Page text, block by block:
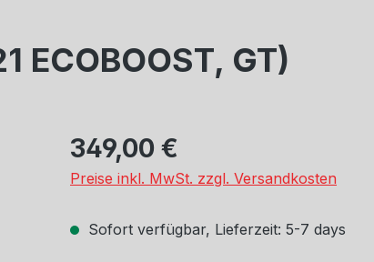
ECOBOOST, GT)
Regulärer Preis:
349,00 €
Preise inkl. MwSt. zzgl. Versandkosten
Sofort verfügbar, Lieferzeit: 5-7 days